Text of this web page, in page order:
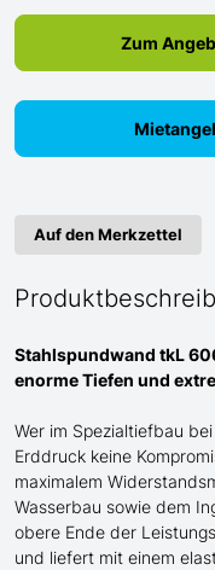
Zum
Auf den Merkzettel
Stahlspundwand tkL
enormeTiefen und
Wer im Spezialtiefbau
Erddruck keine
maximalem
Wasserbau sowie dem
obere Ende der
und liefert mit einem